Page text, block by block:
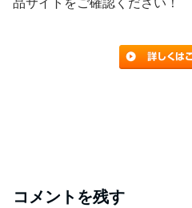
コメントを残す